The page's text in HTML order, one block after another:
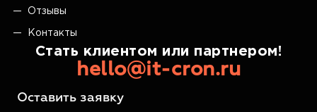
Отзывы
Контакты
Стать клиентом или партнером!
hello@it-cron.ru
Оставить заявку